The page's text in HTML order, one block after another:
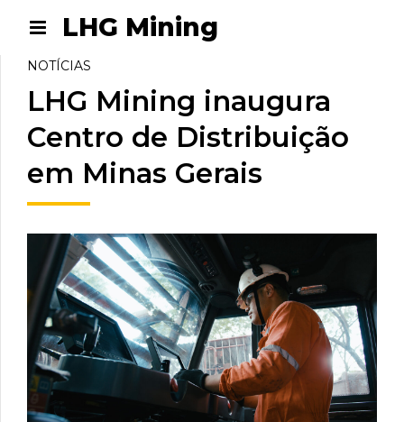
LHG Mining
NOTÍCIAS
LHG Mining inaugura
Centro de Distribuição
em Minas Gerais